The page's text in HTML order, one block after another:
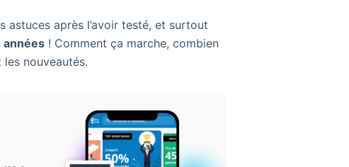
astuces après l’avoir testé, et surtout
années ! Comment ça marche, combien
nouveautés.